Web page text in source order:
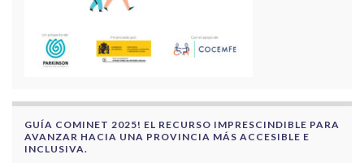
GUÍA COMINET 2025! EL RECURSO IMPRESCINDIBLE PARA
AVANZAR HACIA UNA PROVINCIA MÁS ACCESIBLE E
INCLUSIVA.